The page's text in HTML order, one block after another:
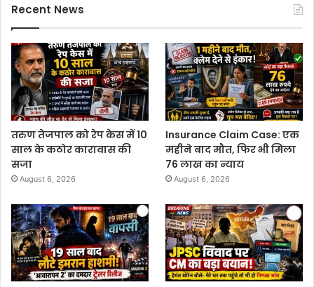
Recent News
तरुण तेजपाल को रेप केस में 10
साल के कठोर कारावास की
सजा
August 6, 2026
Insurance Claim Case: एक
महीने बाद मौत, फिर भी मिला
76 लाख का न्याय
August 6, 2026